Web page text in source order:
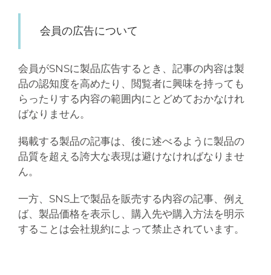
会員の広告について
会員がSNSに製品広告するとき、記事の内容は製
品の認知度を高めたり、閲覧者に興味を持っても
らったりする内容の範囲内にとどめておかなけれ
ばなりません。
掲載する製品の記事は、後に述べるように製品の
品質を超える誇大な表現は避けなければなりませ
ん。
一方、SNS上で製品を販売する内容の記事、例え
ば、製品価格を表示し、購入先や購入方法を明示
することは会社規約によって禁止されています。